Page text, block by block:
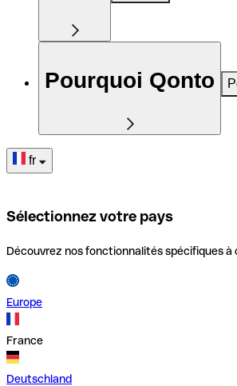
Pourquoi Qonto
fr
Sélectionnez votre pays
Découvrez nos fonctionnalités spécifiques à
Europe
France
Deutschland